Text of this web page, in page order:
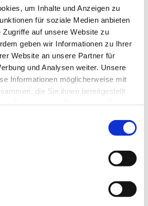
um Inhalte und Anzeigen zu
für soziale Medien anbieten
Zugriffe auf unsere Website zu
geben wir Informationen zu Ihrer
Website an unsere Partner für
und Analysen weiter. Unsere
Informationen möglicherweise mit
die Sie ihnen bereitgestellt
Sie auch